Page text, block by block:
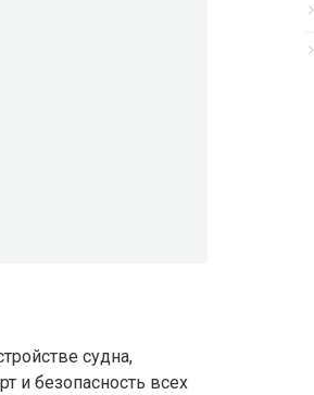
судна,
и безопасность всех